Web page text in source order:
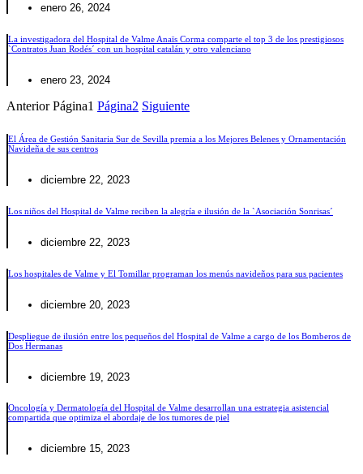
enero 26, 2024
La investigadora del Hospital de Valme Anaïs Corma comparte el top 3 de los prestigiosos
`Contratos Juan Rodés´ con un hospital catalán y otro valenciano
enero 23, 2024
Anterior Página1 Página2 Siguiente
El Área de Gestión Sanitaria Sur de Sevilla premia a los Mejores Belenes y Ornamentación
Navideña de sus centros
diciembre 22, 2023
Los niños del Hospital de Valme reciben la alegría e ilusión de la `Asociación Sonrisas´
diciembre 22, 2023
Los hospitales de Valme y El Tomillar programan los menús navideños para sus pacientes
diciembre 20, 2023
Despliegue de ilusión entre los pequeños del Hospital de Valme a cargo de los Bomberos de
Dos Hermanas
diciembre 19, 2023
Oncología y Dermatología del Hospital de Valme desarrollan una estrategia asistencial
compartida que optimiza el abordaje de los tumores de piel
diciembre 15, 2023